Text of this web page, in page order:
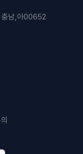
충남,아00652